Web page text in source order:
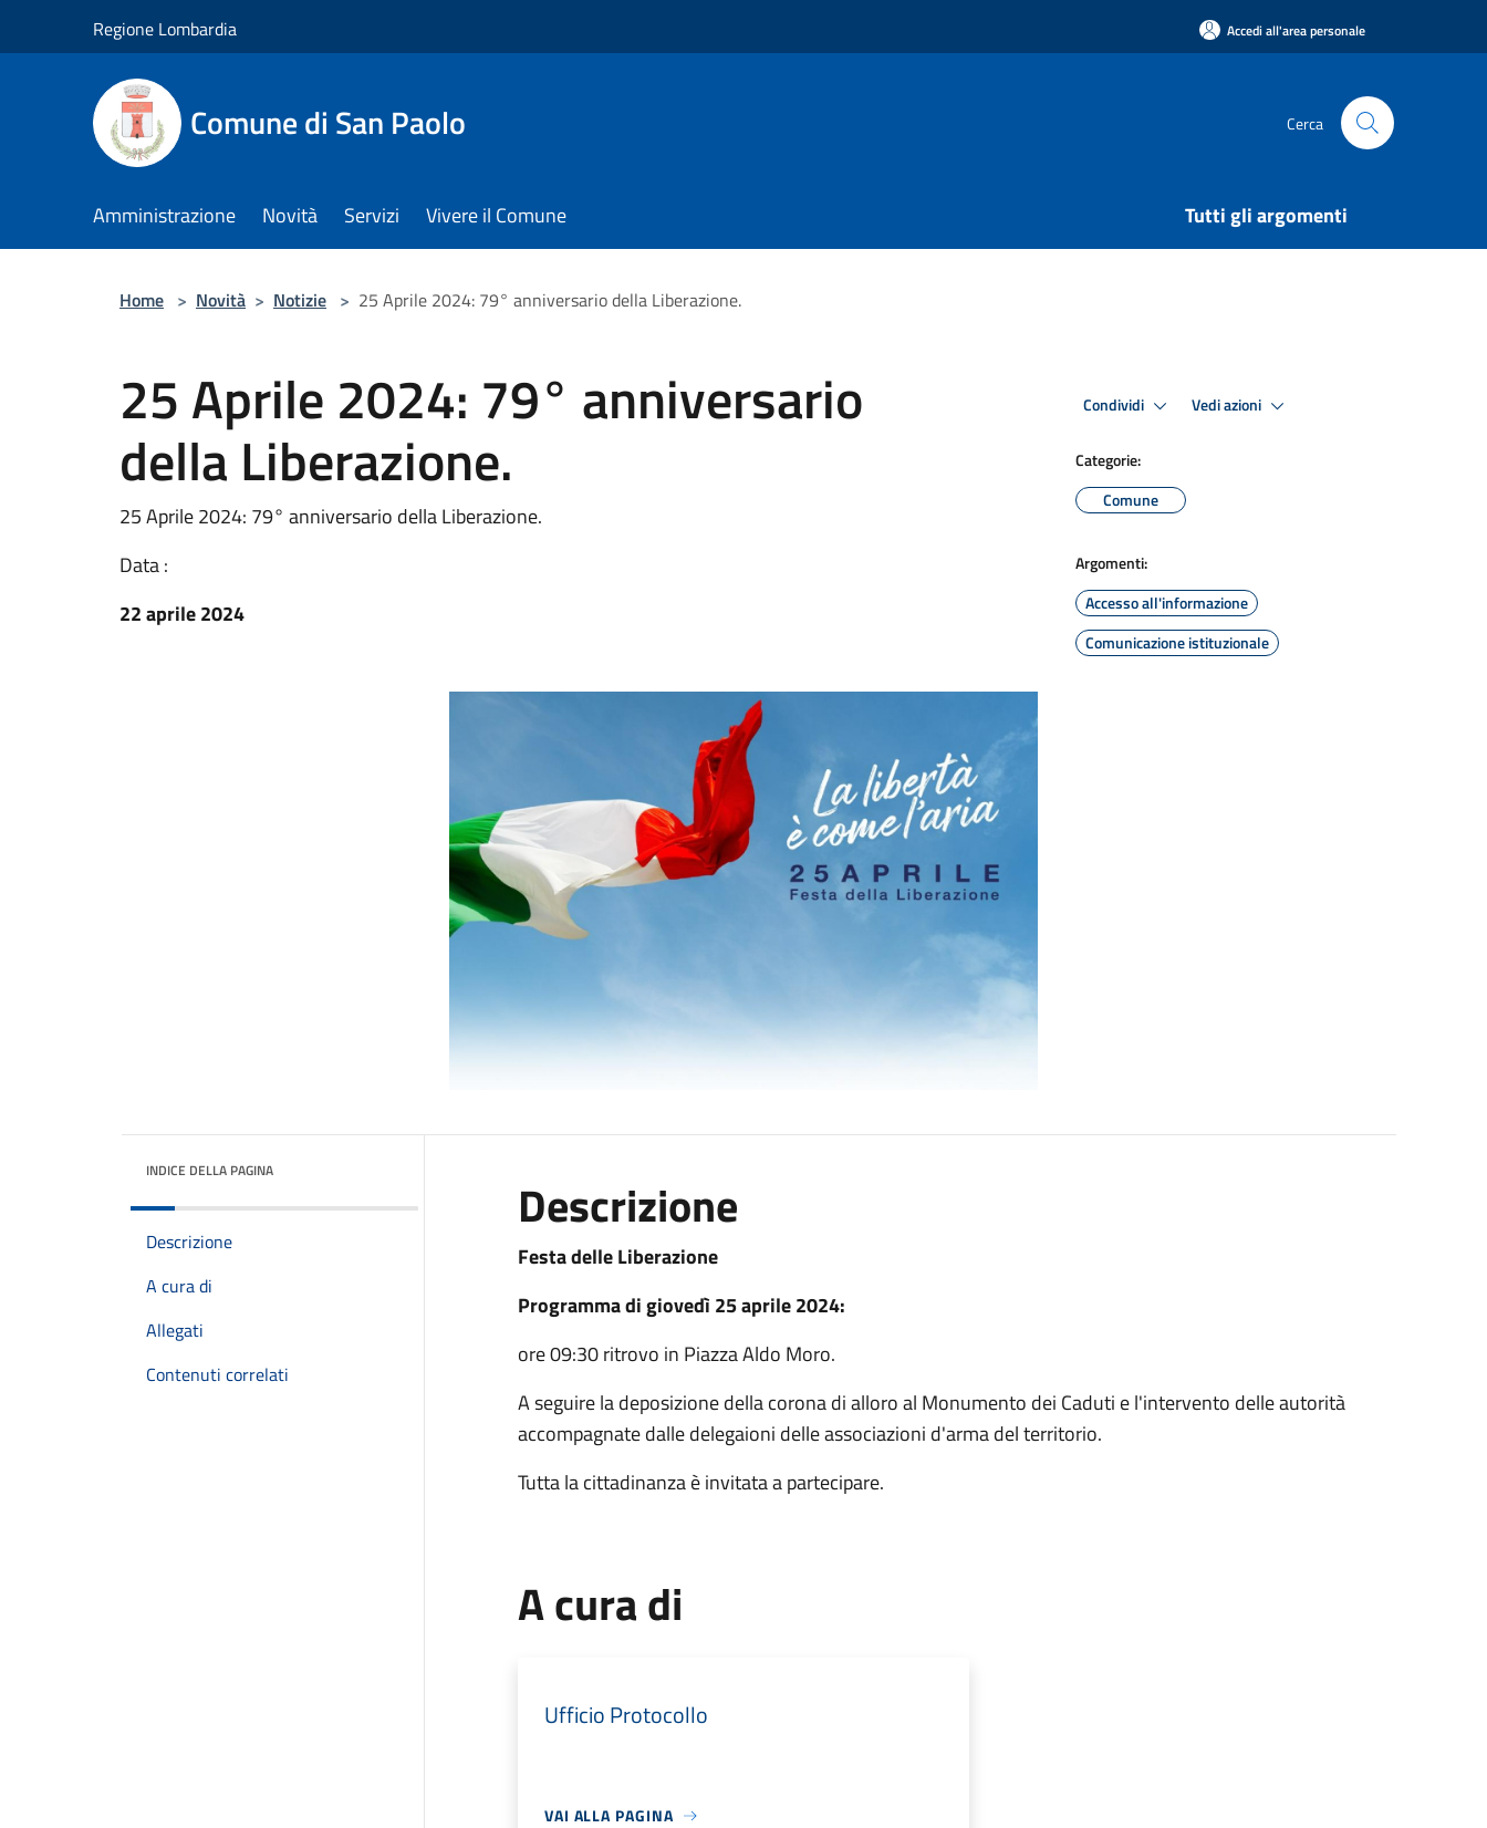
Regione Lombardia Accedi all'area personale
Comune di San Paolo Cerca
Amministrazione Novità Servizi Vivere il Comune Tutti gli argomenti
Home > Novità > Notizie > 25 Aprile 2024: 79° anniversario della Liberazione.
25 Aprile 2024: 79° anniversario
della Liberazione.
25 Aprile 2024: 79° anniversario della Liberazione.
Data :
22 aprile 2024
Condividi Vedi azioni
Categorie:
Comune
Argomenti:
Accesso all'informazione
Comunicazione istituzionale
INDICE DELLA PAGINA
Descrizione
A cura di
Allegati
Contenuti correlati
Descrizione
Festa delle Liberazione
Programma di giovedì 25 aprile 2024:
ore 09:30 ritrovo in Piazza Aldo Moro.
A seguire la deposizione della corona di alloro al Monumento dei Caduti e l'intervento delle autorità
accompagnate dalle delegaioni delle associazioni d'arma del territorio.
Tutta la cittadinanza è invitata a partecipare.
A cura di
Ufficio Protocollo
VAI ALLA PAGINA